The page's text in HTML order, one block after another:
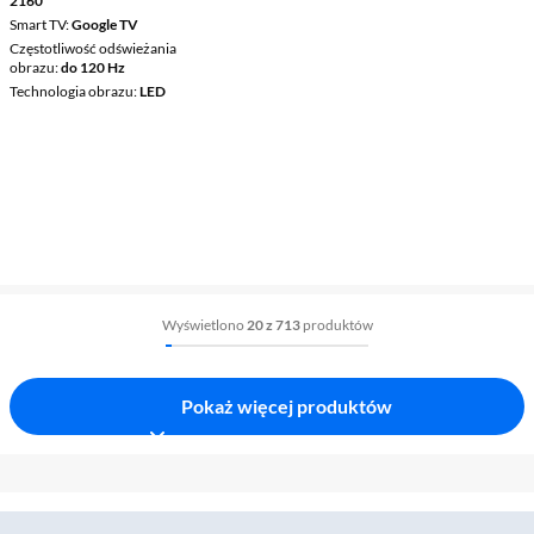
Smart TV Google TV
Częstotliwość odświeżania
obrazu do 120 Hz
Technologia obrazu LED
Wyświetlono 20 z 713 produktów
Pokaż więcej produktów